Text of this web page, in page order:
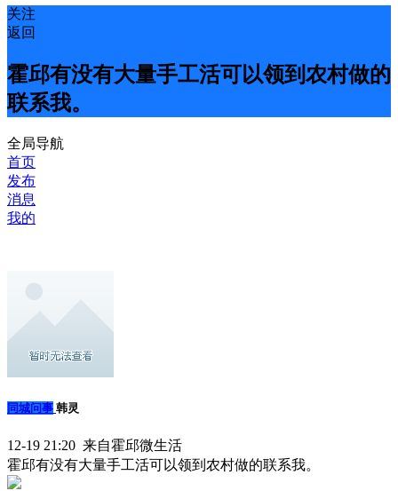
关注
返回
霍邱有没有大量手工活可以领到农村做的
联系我。
全局导航
首页
发布
消息
我的
同城问事 韩灵
12-19 21:20 来自霍邱微生活
霍邱有没有大量手工活可以领到农村做的联系我。